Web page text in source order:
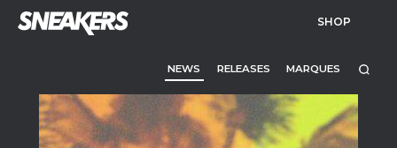
SHOP
NEWS RELEASES MARQUES